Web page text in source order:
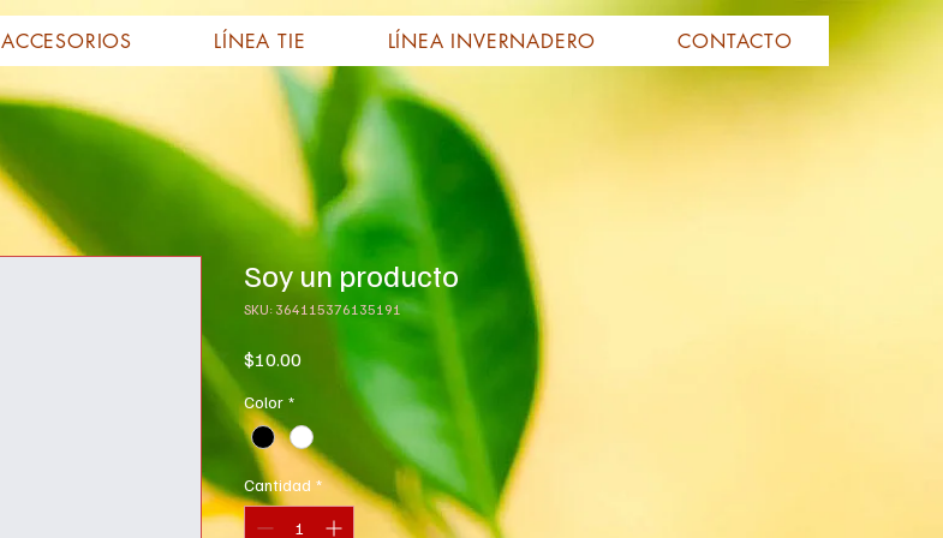
ACCESORIOS LÍNEA TIE LÍNEA INVERNADERO CONTACTO
Soy un producto
SKU: 364115376135191
$10.00Precio
Color *
Cantidad *